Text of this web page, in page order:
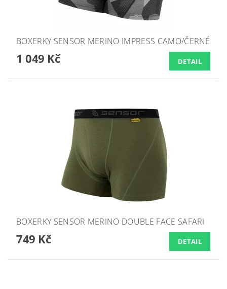
BOXERKY SENSOR MERINO IMPRESS CAMO/ČERNÉ
1 049 Kč DETAIL
BOXERKY SENSOR MERINO DOUBLE FACE SAFARI
749 Kč DETAIL